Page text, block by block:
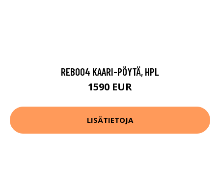
REB004 KAARI-PÖYTÄ, HPL
1590 EUR
LISÄTIETOJA